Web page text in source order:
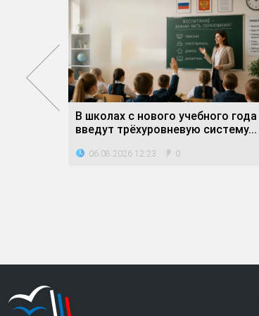
В школах с нового учебного года
введут трёхуровневую систему...
06.08.2026 12:23 0